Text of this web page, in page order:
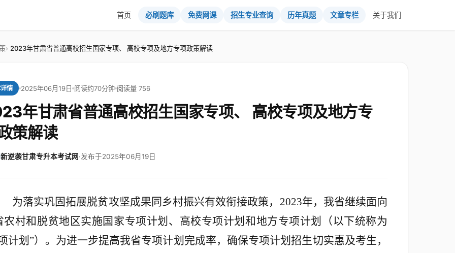
首页 必刷题库 免费网课 招生专业查询 历年真题 文章专栏 关于我们
2023年甘肃省普通高校招生国家专项、 高校专项及地方专项政策解读
情 2025年06月19日 阅读约70分钟 阅读量 756
年甘肃省普通高校招生国家专项、 高校专项及地方专
策解读
新逆袭甘肃专升本考试网·发布于2025年06月19日
为落实巩固拓展脱贫攻坚成果同乡村振兴有效衔接政策， 2023年，我省继续面向
农村和脱贫地区实施国家专项计划、高校专项计划和地方专项计划（以下统称为
计划”）。 为进一步提高我省专项计划完成率，确保专项计划招生切实惠及考生，